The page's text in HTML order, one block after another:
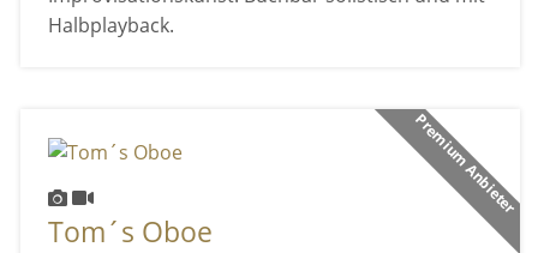
Halbplayback.
Premium Anbieter
Tom´s Oboe